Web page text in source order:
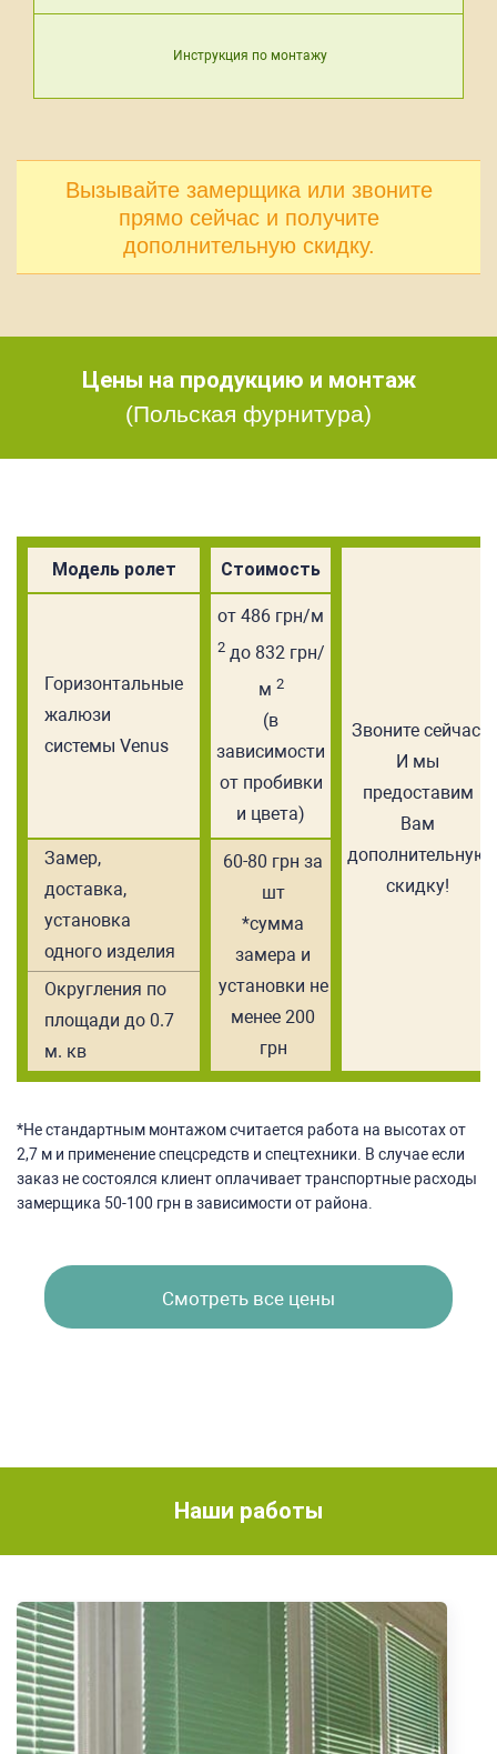
Инструкция по монтажу
Вызывайте замерщика или звоните
прямо сейчас и получите
дополнительную скидку.
Цены на продукцию и монтаж
(Польская фурнитура)
Модель ролет Стоимость
Звоните сейчас!
И мы
предоставим
Вам
дополнительную
скидку!
Горизонтальные
жалюзи
системы Venus
от 486 грн/м
2до 832 грн/
м 2
(в
зависимости
от пробивки
и цвета)
Замер,
доставка,
установка
одного изделия
60-80 грн за
шт
*сумма
замера и
установки не
менее 200
грн
Округления по
площади до 0.7
м. кв
*Не стандартным монтажом считается работа на высотах от
2,7 м и применение спецсредств и спецтехники. В случае если
заказ не состоялся клиент оплачивает транспортные расходы
замерщика 50-100 грн в зависимости от района.
Смотреть все цены
Наши работы